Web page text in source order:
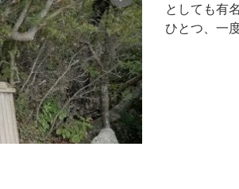
としても有
ひとつ、一